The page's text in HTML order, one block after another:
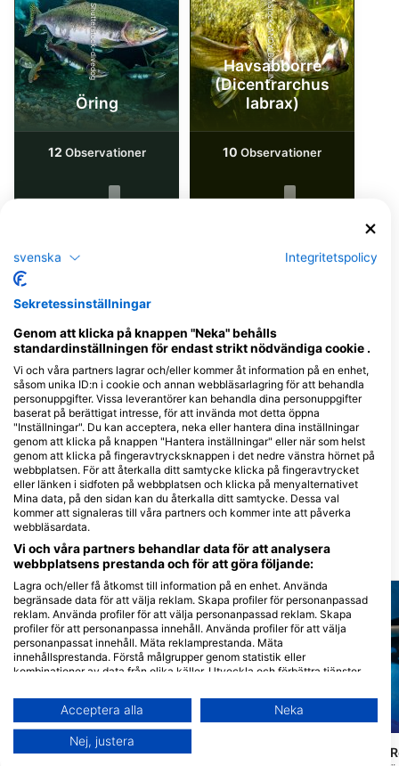
Shutterstock-divedog
Öring
12 Observationer
iStock-ANDY_BOWLIN
Havsabborre
(Dicentrarchus
labrax)
10 Observationer
Dykcenter som serverar denna
dykplats
Tahoe Dive Center
100 McFaul Way Suite F, 89448
Zephyr Cove, NV - Usa
Närliggande Dykplatser
Mares
Whaler’s Cove(★4.2)
Mares
Point Lobos State
svenska Integritetspolicy
Sekretessinställningar
Genom att klicka på knappen "Neka" behålls
standardinställningen för endast strikt nödvändiga cookie .
Vi och våra partners lagrar och/eller kommer åt information på en enhet,
såsom unika ID:n i cookie och annan webbläsarlagring för att behandla
personuppgifter. Vissa leverantörer kan behandla dina personuppgifter
baserat på berättigat intresse, för att invända mot detta öppna
"Inställningar". Du kan acceptera, neka eller hantera dina inställningar
genom att klicka på knappen "Hantera inställningar" eller när som helst
genom att klicka på fingeravtrycksknappen i det nedre vänstra hörnet på
webbplatsen. För att återkalla ditt samtycke klicka på fingeravtrycket
eller länken i sidfoten på webbplatsen och klicka på menyalternativet
Mina data, på den sidan kan du återkalla ditt samtycke. Dessa val
kommer att signaleras till våra partners och kommer inte att påverka
webbläsardata.
Vi och våra partners behandlar data för att analysera
webbplatsens prestanda och för att göra följande:
Lagra och/eller få åtkomst till information på en enhet. Använda
begränsade data för att välja reklam. Skapa profiler för personanpassad
reklam. Använda profiler för att välja personanpassad reklam. Skapa
profiler för att personanpassa innehåll. Använda profiler för att välja
personanpassat innehåll. Mäta reklamprestanda. Mäta
innehållsprestanda. Förstå målgrupper genom statistik eller
kombinationer av data från olika källor. Utveckla och förbättra tjänster.
Du hittar mer information om hur Google använder data här:
https://business.safety.google/privacy/
Data kan delas utanför EU och skickas till USA.
Ditt samtycke och cookie gäller endast denna webbplats/app.
Acceptera alla Neka
Nej, justera